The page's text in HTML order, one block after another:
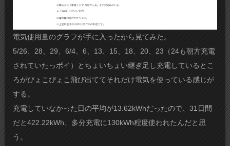
電気使用量のグラフが手に入ったから見てみた。
5/26、28、29、6/4、6、13、15、18、20、23（24も朝方充電
されていたっポイ）とちょいちょい継ぎ足し充電しているとこ
ろがびょこぴょこ飛び出ててそれだけ電気を使っている感じが
する。
充電していなかった日の平均が13.62kWhだったので、31日間
だと422.22kWh、多分充電に130kWh程度使われたんだと思
う。